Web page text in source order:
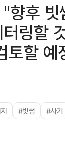
향후
링할
토할
#빗썸 #사기